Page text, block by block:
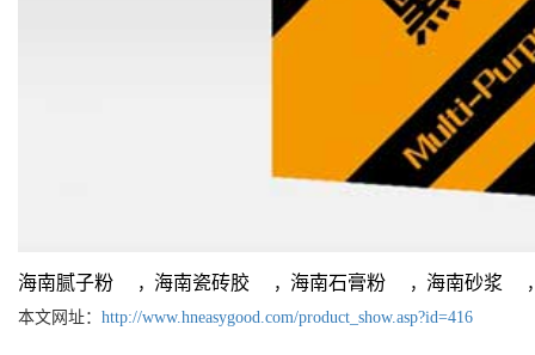
海南腻子粉 ， 海南瓷砖胶 ， 海南石膏粉 ， 海南砂浆
本文网址： http://www.hneasygood.com/product_show.asp?id=416